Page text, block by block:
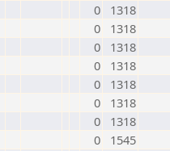
0
1318
0
1318
0
1318
0
1318
0
1318
0
1318
0
1318
0
1545